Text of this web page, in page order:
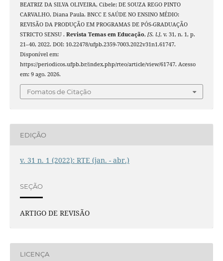
BEATRIZ DA SILVA OLIVEIRA, Cibele; DE SOUZA REGO PINTO
CARVALHO, Diana Paula. BNCC E SAÚDE NO ENSINO MÉDIO:
REVISÃO DA PRODUÇÃO EM PROGRAMAS DE PÓS-GRADUAÇÃO
STRICTO SENSU . Revista Temas em Educação, [S. l.], v. 31, n. 1, p.
21–40, 2022. DOI: 10.22478/ufpb.2359-7003.2022v31n1.61747.
Disponível em:
https://periodicos.ufpb.br/index.php/rteo/article/view/61747. Acesso
em: 9 ago. 2026.
Fomatos de Citação
EDIÇÃO
v. 31 n. 1 (2022): RTE (jan. - abr.)
SEÇÃO
ARTIGO DE REVISÃO
LICENÇA